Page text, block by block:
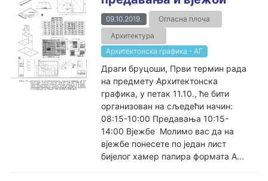
09.10.2019.
Огласна плоча
Архитектура
Архитектонска графика - АГ
Драги бруцоши, Први термин рада
на предмету Архитектонска
графика, у петак 11.10., ће бити
организован на сљедећи начин:
08:15-10:00 Предавања 10:15-
14:00 Вјежбе Молимо вас да на
вјежбе понесете по један лист
бијелог хамер папира формата А...